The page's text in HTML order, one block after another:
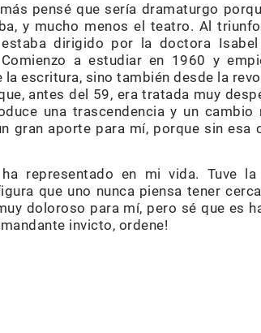
pensé que sería dramaturgo
y mucho menos el teatro. Al triunfo
dirigido por la doctora
a estudiar en 1960 y
escritura, sino también desde la
antes del 59, era tratada muy
una trascendencia y un
gran aporte para mí, porque sin esa
representado en mi vida. Tuve la
que uno nunca piensa tener
doloroso para mí, pero sé que es
invicto, ordene!